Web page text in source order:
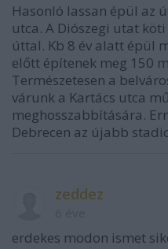
Hasonló lassan épül az
utca. A Diószegi utat
úttal. Kb 8 év alatt épül
előtt építenek meg 150
Természetesen a
várunk a Kartács utca
meghosszabbítására.
Debrecen az újabb
zeddez
erdekes modon ismet